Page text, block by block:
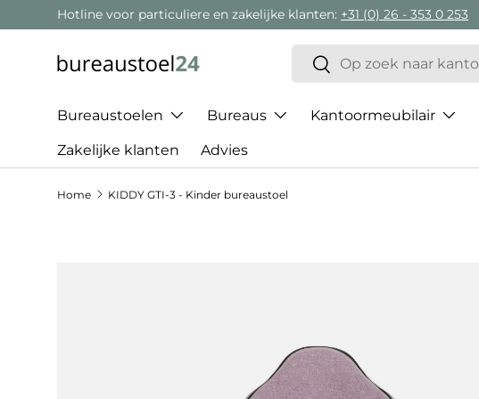
Ga naar inhoud
Hotline voor particuliere en zakelijke klanten: +31 (0) 26 - 353 0 253
Zoeken
Zoeken
Bureaustoelen Bureaus Kantoormeubilair
Zakelijke klanten Advies
Home KIDDY GTI-3 - Kinder bureaustoel